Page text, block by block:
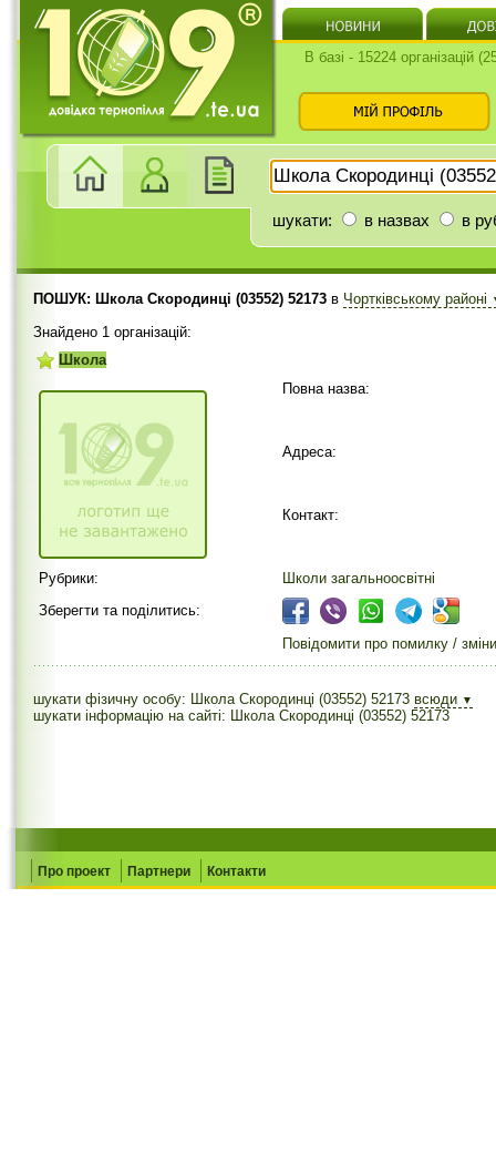
В базі - 15224 організацій
шукати: в назвах в
ПОШУК: Школа Скородинці (03552) 52173 в Чортківському районі
Знайдено 1 організацій:
Школа
Повна назва:
Адреса:
Контакт:
Рубрики:
Школи загальноосвітні
Зберегти та поділитись:
Повідомити про помилку / зміни
шукати фізичну особу: Школа Скородинці (03552) 52173 всюди ▼
шукати інформацію на сайті: Школа Скородинці (03552) 52173
Про проект Партнери Контакти